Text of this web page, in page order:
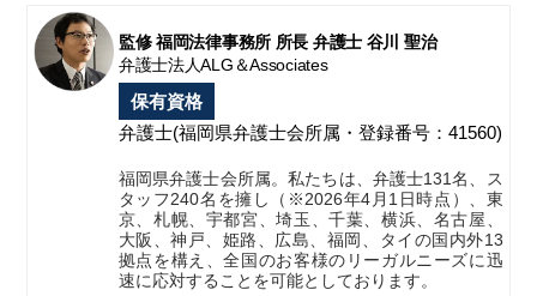
監修 福岡法律事務所 所長 弁護士 谷川 聖治
弁護士法人ALG＆Associates
保有資格
弁護士(福岡県弁護士会所属・登録番号：41560)
福岡県弁護士会所属。私たちは、弁護士131名、ス
タッフ240名を擁し（※2026年4月1日時点）、東
京、札幌、宇都宮、埼玉、千葉、横浜、名古屋、
大阪、神戸、姫路、広島、福岡、タイの国内外13
拠点を構え、全国のお客様のリーガルニーズに迅
速に応対することを可能としております。